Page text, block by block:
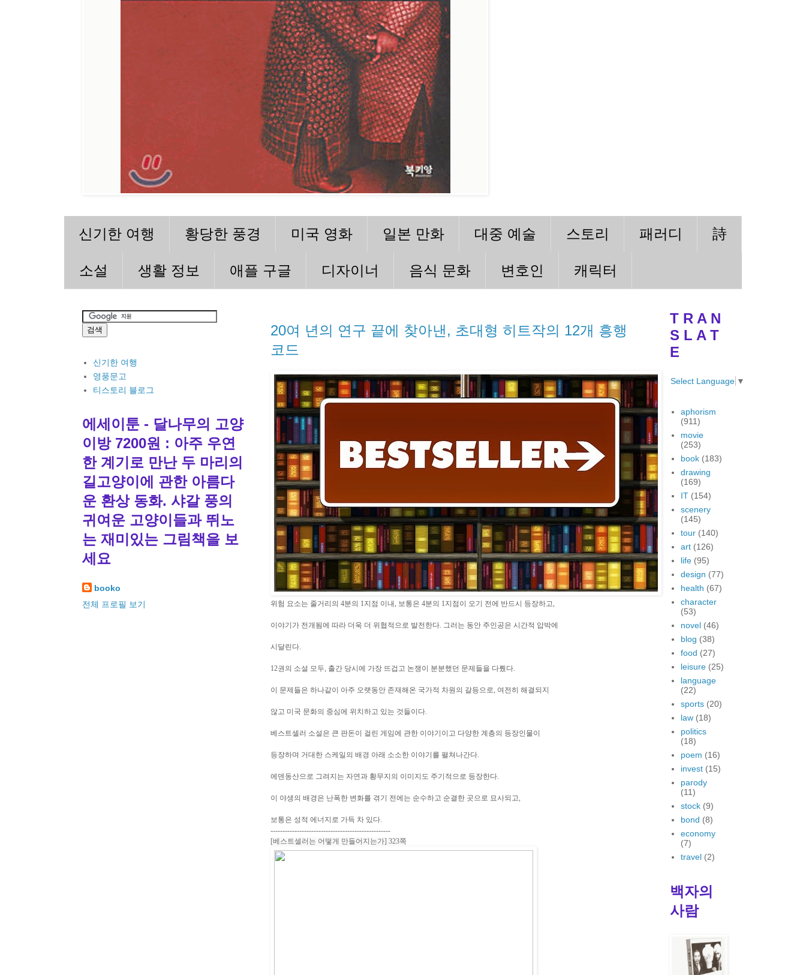
신기한 여행 황당한 풍경 미국 영화 일본 만화 대중 예술 스토리 패러디 詩
소설 생활 정보 애플 구글 디자이너 음식 문화 변호인 캐릭터
20여 년의 연구 끝에 찾아낸, 초대형 히트작의 12개 흥행
코드
위험 요소는 줄거리의 4분의 1지점 이내, 보통은 4분의 1지점이 오기 전에 반드시 등장하고,
이야기가 전개됨에 따라 더욱 더 위협적으로 발전한다. 그러는 동안 주인공은 시간적 압박에
시달린다.
12권의 소설 모두, 출간 당시에 가장 뜨겁고 논쟁이 분분했던 문제들을 다뤘다.
이 문제들은 하나같이 아주 오랫동안 존재해온 국가적 차원의 갈등으로, 여전히 해결되지
않고 미국 문화의 중심에 위치하고 있는 것들이다.
베스트셀러 소설은 큰 판돈이 걸린 게임에 관한 이야기이고 다양한 계층의 등장인물이
등장하며 거대한 스케일의 배경 아래 소소한 이야기를 펼쳐나간다.
에덴동산으로 그려지는 자연과 황무지의 이미지도 주기적으로 등장한다.
이 야생의 배경은 난폭한 변화를 겪기 전에는 순수하고 순결한 곳으로 묘사되고,
보통은 성적 에너지로 가득 차 있다.
--------------------------------------------------
[베스트셀러는 어떻게 만들어지는가] 323쪽
신기한 여행
영풍문고
티스토리 블로그
에세이툰 - 달나무의 고양
이방 7200원 : 아주 우연
한 계기로 만난 두 마리의
길고양이에 관한 아름다
운 환상 동화. 샤갈 풍의
귀여운 고양이들과 뛰노
는 재미있는 그림책을 보
세요
booko
전체 프로필 보기
T R A N
S L A T
E
Select Language ▼
aphorism
(911)
movie
(253)
book (183)
drawing
(169)
IT (154)
scenery
(145)
tour (140)
art (126)
life (95)
design (77)
health (67)
character
(53)
novel (46)
blog (38)
food (27)
leisure (25)
language
(22)
sports (20)
law (18)
politics
(18)
poem (16)
invest (15)
parody
(11)
stock (9)
bond (8)
economy
(7)
travel (2)
백자의
사람